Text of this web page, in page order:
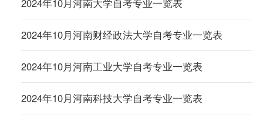
2024年10月河南大学自考专业一览表
2024年10月河南财经政法大学自考专业一览表
2024年10月河南工业大学自考专业一览表
2024年10月河南科技大学自考专业一览表